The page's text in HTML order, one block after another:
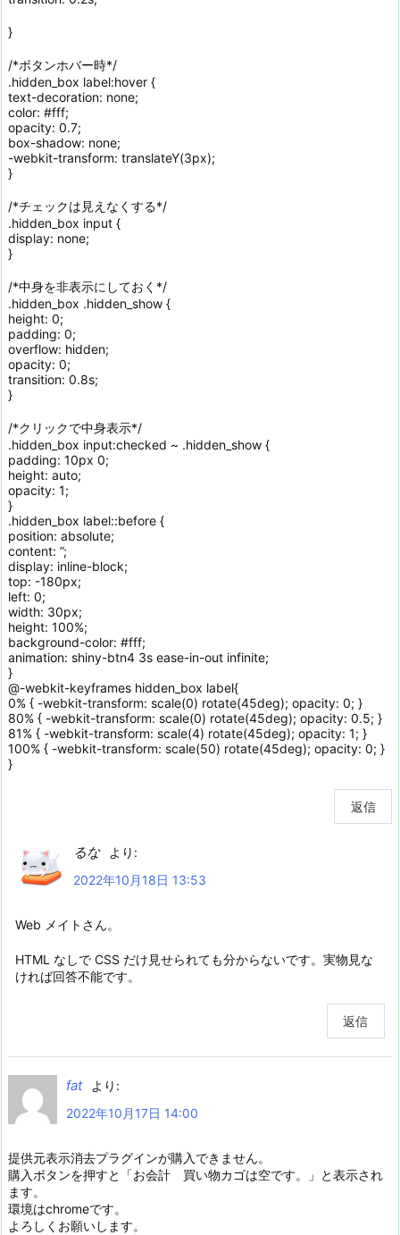
}
/*ボタンホバー時*/
.hidden_box label:hover {
text-decoration: none;
color: #fff;
opacity: 0.7;
box-shadow: none;
-webkit-transform: translateY(3px);
}
/*チェックは見えなくする*/
.hidden_box input {
display: none;
}
/*中身を非表示にしておく*/
.hidden_box .hidden_show {
height: 0;
padding: 0;
overflow: hidden;
opacity: 0;
transition: 0.8s;
}
/*クリックで中身表示*/
.hidden_box input:checked ~ .hidden_show {
padding: 10px 0;
height: auto;
opacity: 1;
}
.hidden_box label::before {
position: absolute;
content: ”;
display: inline-block;
top: -180px;
left: 0;
width: 30px;
height: 100%;
background-color: #fff;
animation: shiny-btn4 3s ease-in-out infinite;
}
@-webkit-keyframes hidden_box label{
0% { -webkit-transform: scale(0) rotate(45deg); opacity: 0; }
80% { -webkit-transform: scale(0) rotate(45deg); opacity: 0.5; }
81% { -webkit-transform: scale(4) rotate(45deg); opacity: 1; }
100% { -webkit-transform: scale(50) rotate(45deg); opacity: 0; }
}
返信
るな
より:
2022年10月18日 13:53
Web メイトさん。
HTML なしで CSS だけ見せられても分からないです。実物見な
ければ回答不能です。
返信
fat
より:
2022年10月17日 14:00
提供元表示消去プラグインが購入できません。
購入ボタンを押すと「お会計 買い物カゴは空です。」と表示され
ます。
環境はchromeです。
よろしくお願いします。